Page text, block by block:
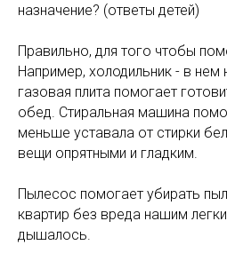
назначение? (ответы детей)
Правильно, для того чтобы
Например, холодильник - в нем
газовая плита помогает
обед. Стиральная машина
меньше уставала от стирки
вещи опрятными и гладким.
Пылесос помогает убирать
квартир без вреда нашим
дышалось.